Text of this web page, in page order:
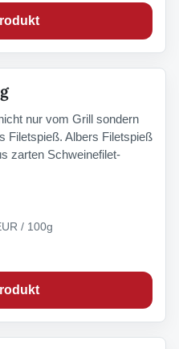
nur vom Grill sondern
Filetspieß. Albers Filetspieß
zarten Schweinefilet-
/ 100g